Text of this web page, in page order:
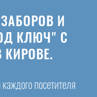
И
КЛЮЧ" С
КИРОВЕ.
посетителя